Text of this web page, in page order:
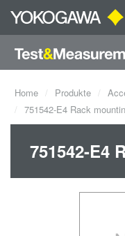
Home Produkte
751542-E4 Rack
751542-E4